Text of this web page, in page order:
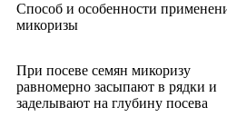
Способ и особенности
микоризы
При посеве семян микоризу
равномерно засыпают в рядки и
заделывают на глубину посева